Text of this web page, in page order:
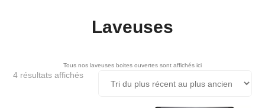
Laveuses
Tous nos laveuses boites ouvertes sont affichés ici
4 résultats affichésTrié